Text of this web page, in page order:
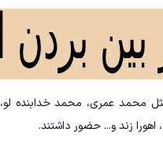
محمد عمری، محمد خدابنده
زند و... حضور داشتند.